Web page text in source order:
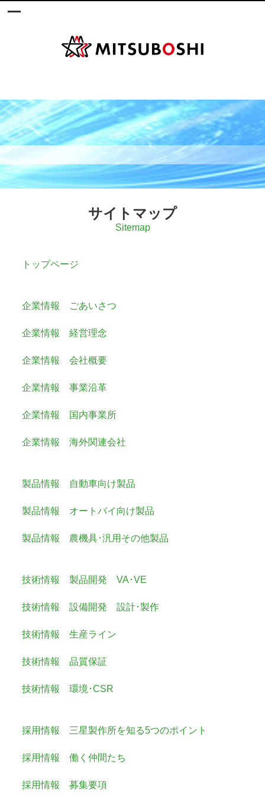
サイトマップ
Sitemap
トップページ
企業情報 ごあいさつ
企業情報 経営理念
企業情報 会社概要
企業情報 事業沿革
企業情報 国内事業所
企業情報 海外関連会社
製品情報 自動車向け製品
製品情報 オートバイ向け製品
製品情報 農機具･汎用その他製品
技術情報 製品開発 VA･VE
技術情報 設備開発 設計･製作
技術情報 生産ライン
技術情報 品質保証
技術情報 環境･CSR
採用情報 三星製作所を知る5つのポイント
採用情報 働く仲間たち
採用情報 募集要項